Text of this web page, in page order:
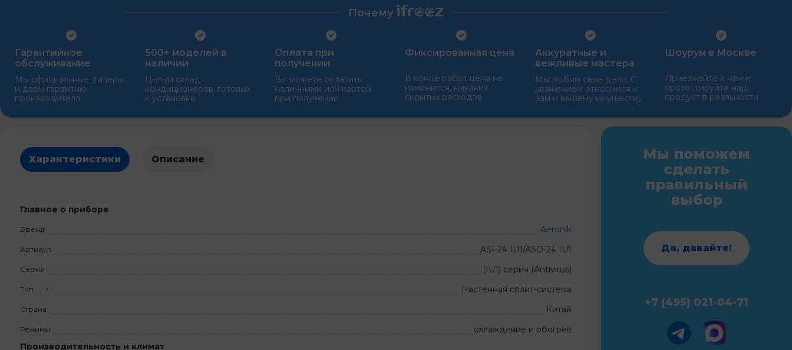
Почему
Гарантийное
обслуживание
Мы официальные дилеры
и даем гарантию
производителя
500+ моделей в
наличии
Целый склад
кондиционеров, готовых
к установке
Оплата при
получении
Вы можете оплатить
наличными или картой
при получении
Фиксированная цена
В конце работ цена не
изменится, никаких
скрытых расходов
Аккуратные и
вежливые мастера
Мы любим свое дело. С
уважением относимся к
вам и вашему имуществу
Шоурум в Москве
Приезжайте к нам и
протестируйте наш
продукт в реальности
Характеристики Описание
Главное о приборе
Бренд Aeronik
Артикул ASI-24 IU1/ASO-24 IU1
Серия (IU1) серия (Antivirus)
Тип ? Настенная сплит-система
Страна Китай
Режимы
охлаждение и обогрев
Производительность и климат
Мы поможем
сделать
правильный
выбор
Да, давайте!
+7 (495) 021-04-71